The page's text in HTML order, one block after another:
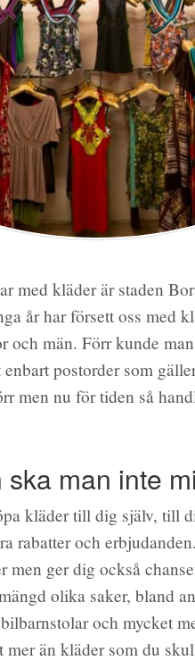
med kläder är staden
år har försett oss med
och män. Förr kunde
postorder som
men nu för tiden så
man inte
kläder till dig själv, till
rabatter och
men ger dig också
olika saker, bland
och mycket
mer än kläder som du